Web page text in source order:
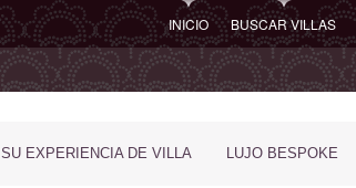
INICIO BUSCAR VILLAS
SU EXPERIENCIA DE VILLA LUJO BESPOKE